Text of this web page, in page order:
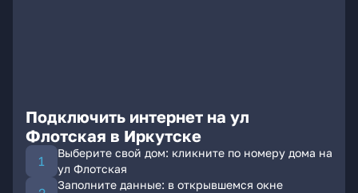
Подключить интернет на ул
Флотская в Иркутске
Выберите свой дом: кликните по номеру дома на
ул Флотская
Заполните данные: в открывшемся окне